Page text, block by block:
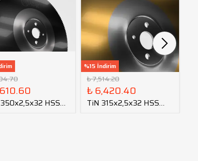
HSS
%15 İndirim
₺ 7,514.20
₺ 6,420.40
TiN 315x2,5x32 HSS